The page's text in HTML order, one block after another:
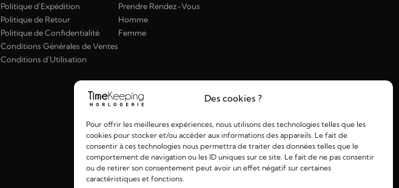
Des cookies ?
Pour offrir les meilleures expériences, nous utilisons des technologies telles que les
cookies pour stocker et/ou accéder aux informations des appareils. Le fait de
consentir à ces technologies nous permettra de traiter des données telles que le
comportement de navigation ou les ID uniques sur ce site. Le fait de ne pas consentir
ou de retirer son consentement peut avoir un effet négatif sur certaines
caractéristiques et fonctions.
Politique d'Expédition
Politique de Retour
Politique de Confidentialité
Conditions Générales de Ventes
Conditions d'Utilisation
Prendre Rendez-Vous
Homme
Femme